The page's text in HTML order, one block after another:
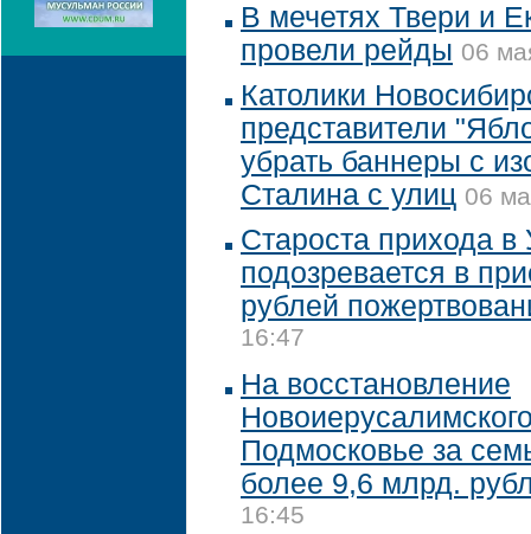
В мечетях Твери и
провели рейды 06
Католики
представители
убрать баннеры с
Сталина с улиц 06
Староста прихода в
подозревается в
рублей
16:47
На восстановление
Подмосковье за
более 9,6 млрд.
16:45